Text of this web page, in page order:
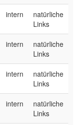
intern
natürliche
Links
intern
natürliche
Links
intern
natürliche
Links
intern
natürliche
Links